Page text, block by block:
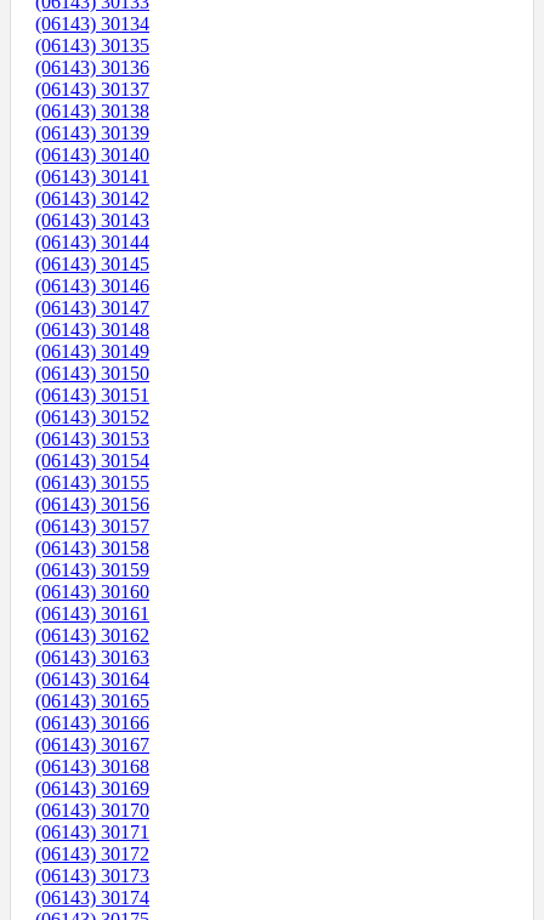
(06143) 30134
(06143) 30135
(06143) 30136
(06143) 30137
(06143) 30138
(06143) 30139
(06143) 30140
(06143) 30141
(06143) 30142
(06143) 30143
(06143) 30144
(06143) 30145
(06143) 30146
(06143) 30147
(06143) 30148
(06143) 30149
(06143) 30150
(06143) 30151
(06143) 30152
(06143) 30153
(06143) 30154
(06143) 30155
(06143) 30156
(06143) 30157
(06143) 30158
(06143) 30159
(06143) 30160
(06143) 30161
(06143) 30162
(06143) 30163
(06143) 30164
(06143) 30165
(06143) 30166
(06143) 30167
(06143) 30168
(06143) 30169
(06143) 30170
(06143) 30171
(06143) 30172
(06143) 30173
(06143) 30174